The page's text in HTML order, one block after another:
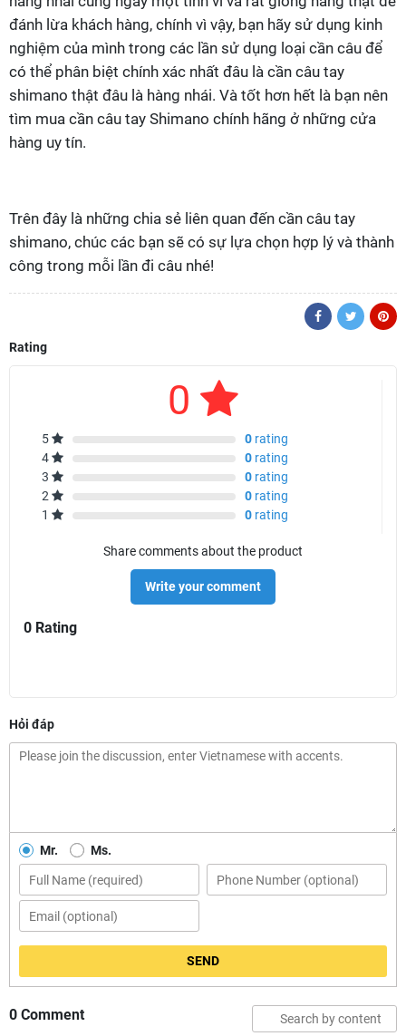
đánh lừa khách hàng, chính vì vậy, bạn hãy sử dụng kinh
nghiệm của mình trong các lần sử dụng loại cần câu để
có thể phân biệt chính xác nhất đâu là cần câu tay
shimano thật đâu là hàng nhái. Và tốt hơn hết là bạn nên
tìm mua cần câu tay Shimano chính hãng ở những cửa
hàng uy tín.
Trên đây là những chia sẻ liên quan đến cần câu tay
shimano, chúc các bạn sẽ có sự lựa chọn hợp lý và thành
công trong mỗi lần đi câu nhé!
Rating
0
5 0 rating
4
0 rating
3
0 rating
2
0 rating
1
0 rating
Share comments about the product
Write your comment
0 Rating
Hỏi đáp
Mr. Ms.
SEND
0 Comment